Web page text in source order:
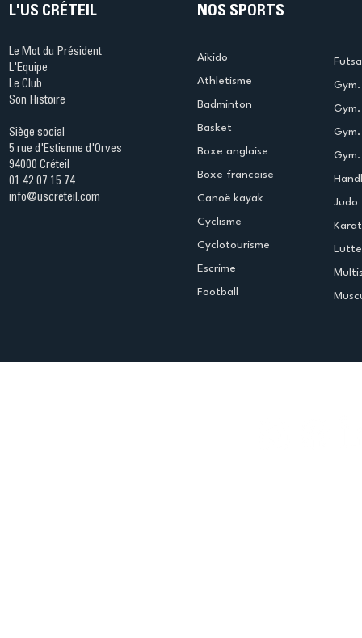
L'US CRÉTEIL
Le Mot du Président
L'Equipe
Le Club
Son Histoire
Siège social
5 rue d'Estienne d'Orves
94000 Créteil
01 42 07 15 74
info@uscreteil.com
NOS SPORTS
Aikido
Athletisme
Badminton
Basket
Boxe anglaise
Boxe francaise
Canoë kayak
Cyclisme
Cyclotourisme
Escrime
Football
Judo
Lutte